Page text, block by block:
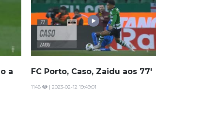
a FC Porto, Caso, Zaidu aos 77'
1148 | 2023-02-12 19:49:01